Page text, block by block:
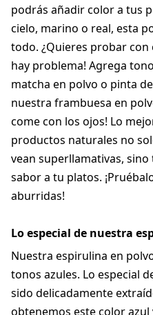
podrás añadir color a tus
cielo, marino o real, esta
todo. ¿Quieres probar con
hay problema! Agrega
matcha en polvo o pinta
nuestra frambuesa en
come con los ojos! Lo
productos naturales no
vean superllamativas,
sabor a tu platos.
aburridas!
Lo especial de nuestra
Nuestra espirulina en
tonos azules. Lo especial
sido delicadamente
obtenemos este color